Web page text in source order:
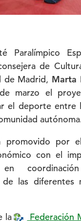
Paralímpico
de
de Madrid, Marta
marzo el
el deporte entre
promovido por
con el
en
las diferentes
la Federación